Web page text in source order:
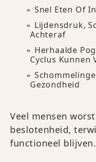
Snel Eten Of
Lijdensdruk,
Achteraf
Herhaalde
Cyclus Kunnen
Gezondheid
Veel mensen
beslotenheid,
functioneel blijven.